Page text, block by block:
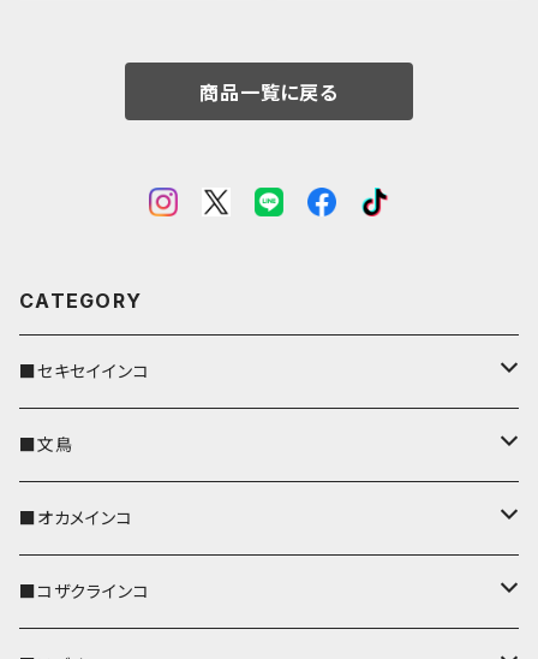
商品一覧に戻る
CATEGORY
■セキセイインコ
キーカバー
キーホルダー
パスケース
■文鳥
キーカバー
キーホルダー
■オカメインコ
キーカバー
■コザクラインコ